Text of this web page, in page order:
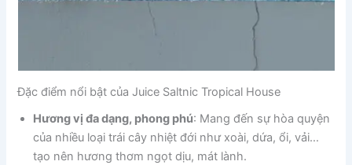
Đặc điểm nổi bật của Juice Saltnic Tropical House
Hương vị đa dạng, phong phú: Mang đến sự hòa quyện
của nhiều loại trái cây nhiệt đới như xoài, dứa, ổi, vải…
tạo nên hương thơm ngọt dịu, mát lành.